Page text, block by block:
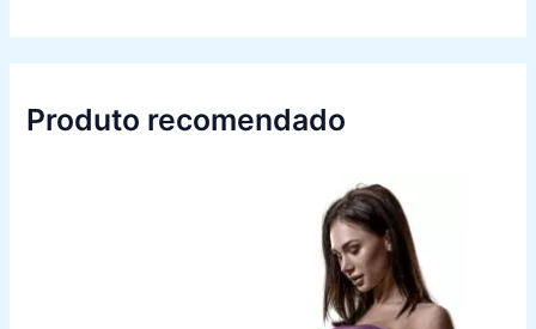
Produto recomendado